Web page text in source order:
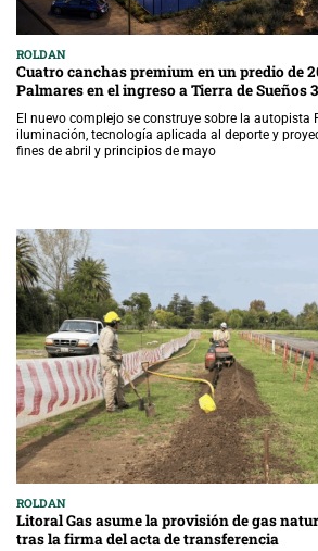
ROLDAN
Cuatro canchas premium en un predio de
Palmares en el ingreso a Tierra de Sueños 3
El nuevo complejo se construye sobre la autopista
iluminación, tecnología aplicada al deporte y
fines de abril y principios de mayo
ROLDAN
Litoral Gas asume la provisión de gas
tras la firma del acta de transferencia